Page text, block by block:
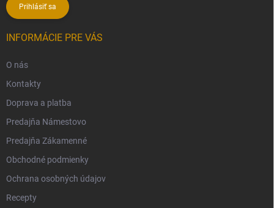
Prihlásiť sa
INFORMÁCIE PRE VÁS
O nás
Kontakty
Doprava a platba
Predajňa Námestovo
Predajňa Zákamenné
Obchodné podmienky
Ochrana osobných údajov
Recepty